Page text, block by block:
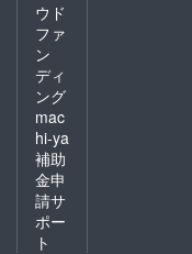
ウド
ファ
ン
ディ
ング
mac
hi-ya
補助
金申
請サ
ポー
ト